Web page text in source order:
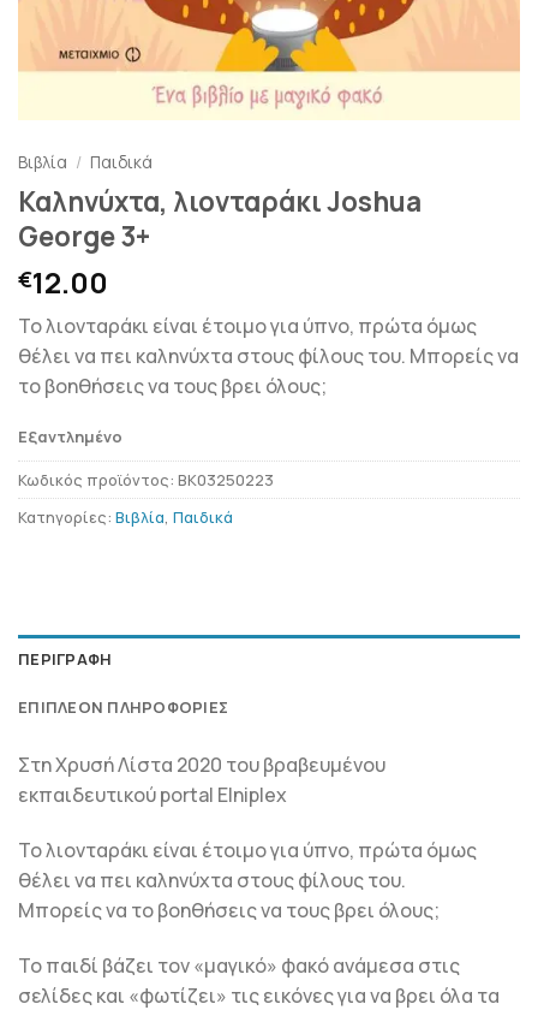
Βιβλία / Παιδικά
Καληνύχτα, λιονταράκι Joshua
George 3+
€12.00
Το λιονταράκι είναι έτοιμo για ύπνο, πρώτα όμως
θέλει να πει καληνύχτα στους φίλους του. Μπορείς να
το βοηθήσεις να τους βρει όλους;
Εξαντλημένο
Κωδικός προϊόντος: BK03250223
Κατηγορίες: Βιβλία, Παιδικά
ΠΕΡΙΓΡΑΦΉ
ΕΠΙΠΛΈΟΝ ΠΛΗΡΟΦΟΡΊΕΣ
Στη Χρυσή Λίστα 2020 του βραβευμένου
εκπαιδευτικού portal Elniplex
Το λιονταράκι είναι έτοιμo για ύπνο, πρώτα όμως
θέλει να πει καληνύχτα στους φίλους του.
Μπορείς να το βοηθήσεις να τους βρει όλους;
Το παιδί βάζει τον «μαγικό» φακό ανάμεσα στις
σελίδες και «φωτίζει» τις εικόνες για να βρει όλα τα